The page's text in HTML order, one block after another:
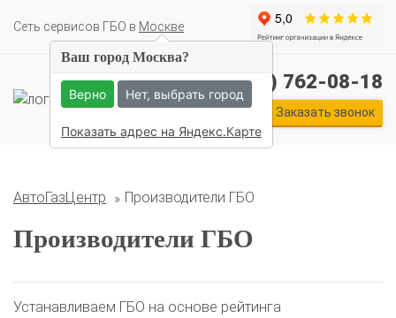
Cеть сервисов ГБО в Москве
Комплекты ГБО на иномарки:
BMW Ford Geely HAVAL Hyundai Infiniti KIA
Lexus
Mazda Mercedes Mitsubishi Nissan
Renault Skoda Toyota Volkswagen
+7 (495) 762-08-18
Заказать звонок
АвтоГазЦентр Производители ГБО
Производители ГБО
Устанавливаем ГБО на основе рейтинга
Ваш город Москва?
Верно Нет, выбрать город
Показать адрес на Яндекс.Карте